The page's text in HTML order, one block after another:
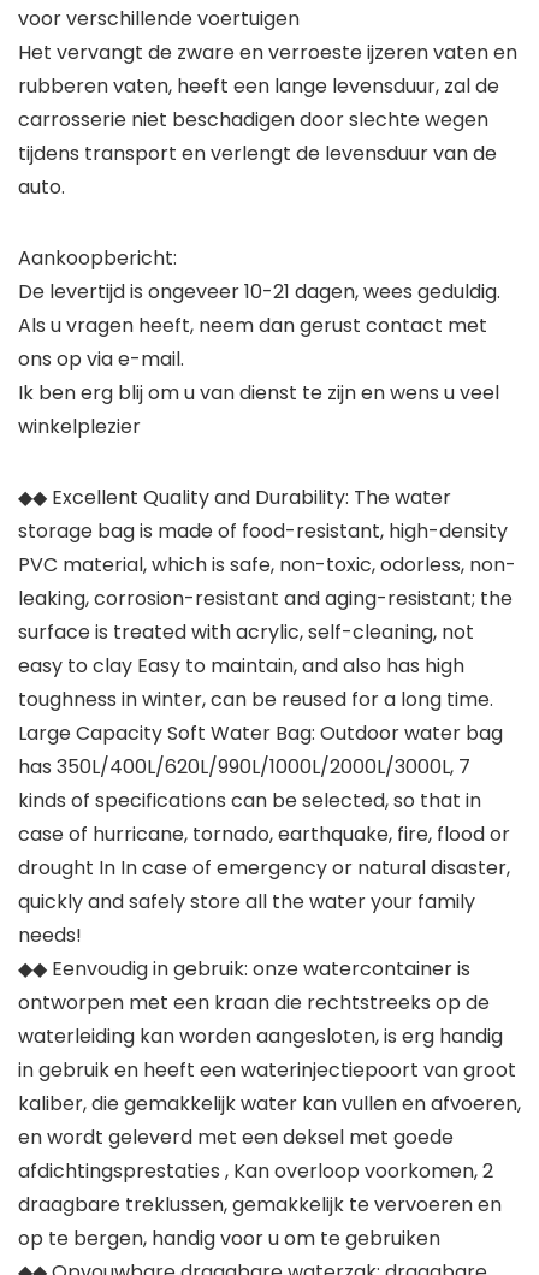
voor verschillende voertuigen
Het vervangt de zware en verroeste ijzeren vaten en
rubberen vaten, heeft een lange levensduur, zal de
carrosserie niet beschadigen door slechte wegen
tijdens transport en verlengt de levensduur van de
auto.
Aankoopbericht:
De levertijd is ongeveer 10-21 dagen, wees geduldig.
Als u vragen heeft, neem dan gerust contact met
ons op via e-mail.
Ik ben erg blij om u van dienst te zijn en wens u veel
winkelplezier
◆◆ Excellent Quality and Durability: The water
storage bag is made of food-resistant, high-density
PVC material, which is safe, non-toxic, odorless, non-
leaking, corrosion-resistant and aging-resistant; the
surface is treated with acrylic, self-cleaning, not
easy to clay Easy to maintain, and also has high
toughness in winter, can be reused for a long time.
Large Capacity Soft Water Bag: Outdoor water bag
has 350L/400L/620L/990L/1000L/2000L/3000L, 7
kinds of specifications can be selected, so that in
case of hurricane, tornado, earthquake, fire, flood or
drought In In case of emergency or natural disaster,
quickly and safely store all the water your family
needs!
◆◆ Eenvoudig in gebruik: onze watercontainer is
ontworpen met een kraan die rechtstreeks op de
waterleiding kan worden aangesloten, is erg handig
in gebruik en heeft een waterinjectiepoort van groot
kaliber, die gemakkelijk water kan vullen en afvoeren,
en wordt geleverd met een deksel met goede
afdichtingsprestaties , Kan overloop voorkomen, 2
draagbare treklussen, gemakkelijk te vervoeren en
op te bergen, handig voor u om te gebruiken